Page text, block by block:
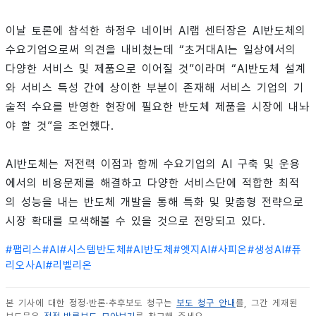
이날 토론에 참석한 하정우 네이버 AI랩 센터장은 AI반도체의
수요기업으로써 의견을 내비쳤는데 “초거대AI는 일상에서의
다양한 서비스 및 제품으로 이어질 것”이라며 “AI반도체 설계
와 서비스 특성 간에 상이한 부분이 존재해 서비스 기업의 기
술적 수요를 반영한 현장에 필요한 반도체 제품을 시장에 내놔
야 할 것”을 조언했다.
AI반도체는 저전력 이점과 함께 수요기업의 AI 구축 및 운용
에서의 비용문제를 해결하고 다양한 서비스단에 적합한 최적
의 성능을 내는 반도체 개발을 통해 특화 및 맞춤형 전략으로
시장 확대를 모색해볼 수 있을 것으로 전망되고 있다.
#팹리스#AI#시스템반도체 #AI반도체 #엣지AI#사피온#생성AI#퓨
리오사AI#리벨리온
본 기사에 대한 정정·반론·추후보도 청구는 보도 청구 안내를, 그간 게재된